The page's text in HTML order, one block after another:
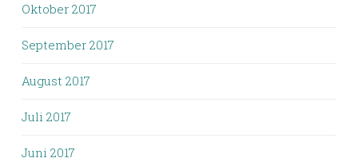
Oktober 2017
September 2017
August 2017
Juli 2017
Juni 2017